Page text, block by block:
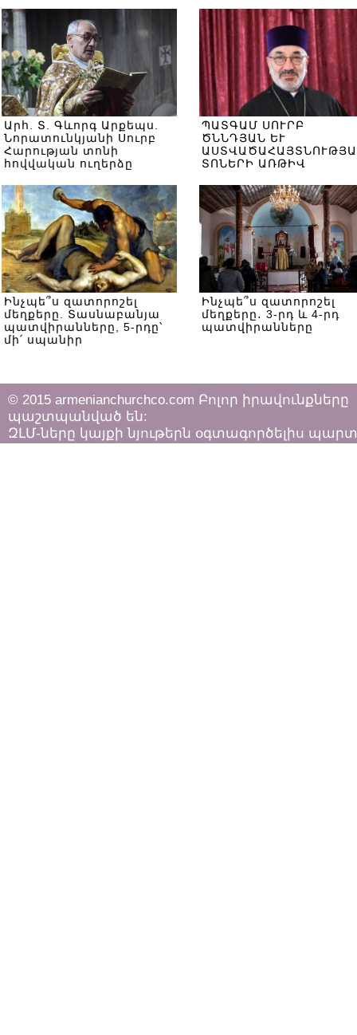
Արհ. Տ. Գևորգ Արքեպս.
Նորատունկյանի Սուրբ
Հարության տոնի
հովվական ուղերձը
ՊԱՏԳԱՄ ՍՈՒՐԲ
ԾՆՆԴՅԱՆ ԵՒ
ՏՈՆԵՐԻ ԱՌԹԻՎ
Ինչպե՞ս զատորոշել
մեղքերը. Տասնաբանյա
պատվիրանները, 5-րդը՝
մի՛ սպանիր
Ինչպե՞ս զատորոշել
մեղքերը․ 3-րդ և 4-րդ
պատվիրանները
© 2015 armenianchurchco.com Բոլոր իրավունքները
պաշտպանված են:
ԶԼՄ-ները կայքի նյութերն օգտագործելիս